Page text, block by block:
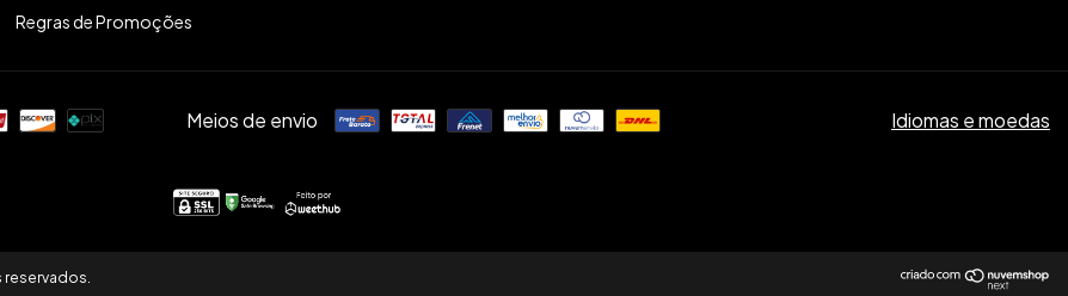
Regras de Promoções
Meios de envio Idiomas e moedas
reservados.